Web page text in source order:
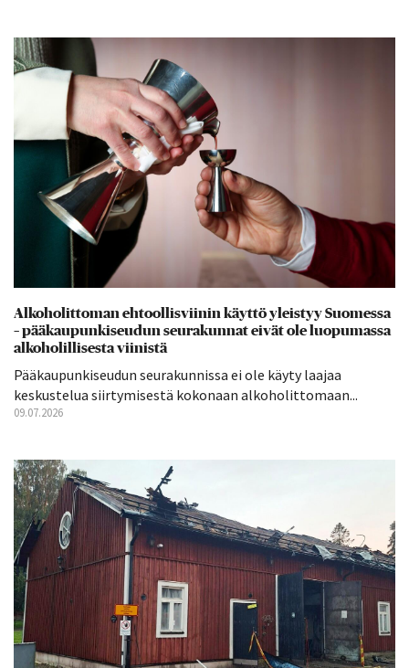
Alkoholittoman ehtoollisviinin käyttö yleistyy Suomessa
– pääkaupunkiseudun seurakunnat eivät ole luopumassa
alkoholillisesta viinistä
Pääkaupunkiseudun seurakunnissa ei ole käyty laajaa
keskustelua siirtymisestä kokonaan alkoholittomaan...
09.07.2026